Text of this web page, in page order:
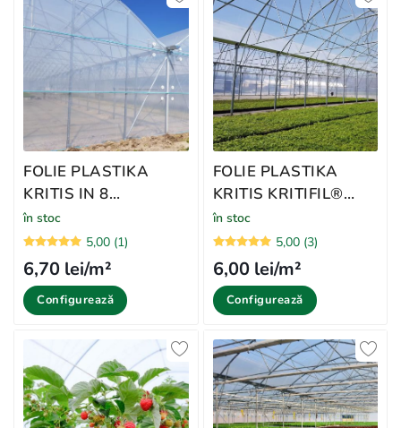
FOLIE PLASTIKA
KRITIS IN 8
STRATURI EVO 7504
AC, CRYSTAL CLEAR
în stoc
5,00 (1)
6,70 lei/m²
Configurează
FOLIE PLASTIKA
KRITIS KRITIFIL®️
2996 Crystal Clear
în stoc
5,00 (3)
6,00 lei/m²
Configurează